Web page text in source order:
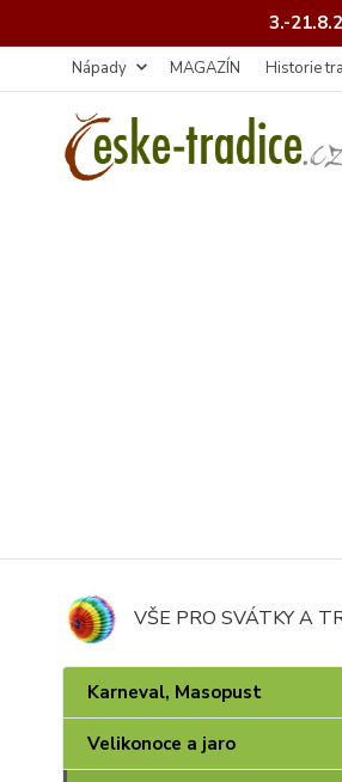
3.-
Nápady MAGAZÍN Historie
VŠE PRO SVÁTKY A
Karneval, Masopust
Velikonoce a jaro